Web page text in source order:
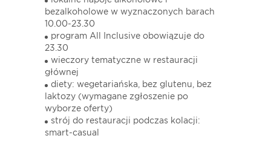
bezalkoholowe w wyznaczonych barach
10.00-23.30
program All Inclusive obowiązuje do
23.30
wieczory tematyczne w restauracji
głównej
diety: wegetariańska, bez glutenu, bez
laktozy (wymagane zgłoszenie po
wyborze oferty)
strój do restauracji podczas kolacji:
smart-casual